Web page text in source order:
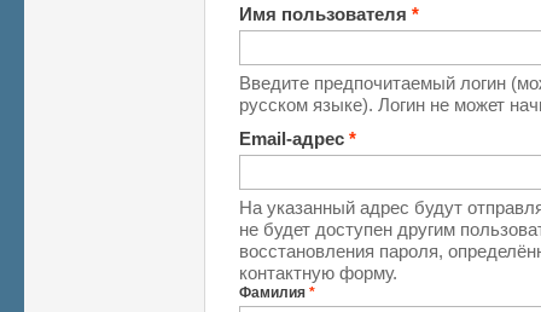
Имя пользователя *
Введите предпочитаемый логин
русском языке). Логин не может
Email-адрес *
На указанный адрес будут
не будет доступен другим
восстановления пароля,
контактную форму.
Фамилия *